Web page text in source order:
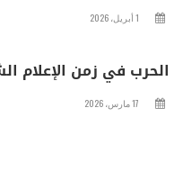
1 أبريل، 2026
الحرب في زمن الإعلام
17 مارس، 2026